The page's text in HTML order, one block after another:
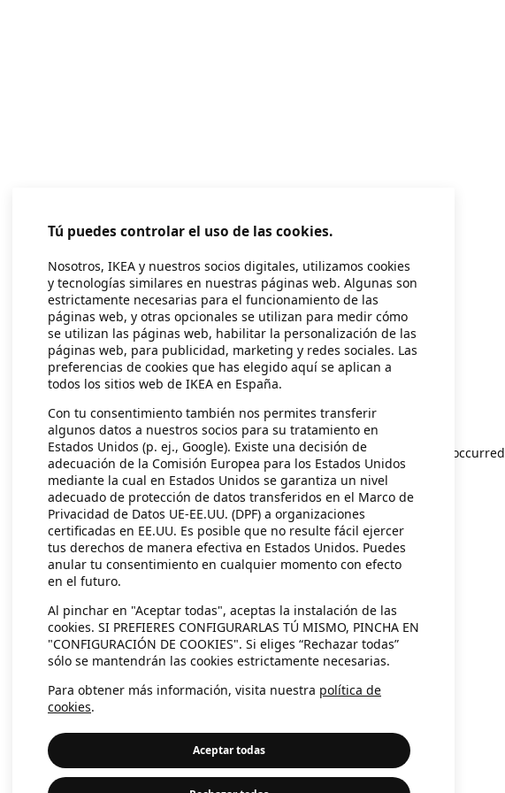
Application error: a client-side exception has occurred
Tú puedes controlar el uso de las cookies.
Nosotros, IKEA y nuestros socios digitales, utilizamos cookies
y tecnologías similares en nuestras páginas web. Algunas son
estrictamente necesarias para el funcionamiento de las
páginas web, y otras opcionales se utilizan para medir cómo
se utilizan las páginas web, habilitar la personalización de las
páginas web, para publicidad, marketing y redes sociales. Las
preferencias de cookies que has elegido aquí se aplican a
todos los sitios web de IKEA en España.
Con tu consentimiento también nos permites transferir
algunos datos a nuestros socios para su tratamiento en
Estados Unidos (p. ej., Google). Existe una decisión de
adecuación de la Comisión Europea para los Estados Unidos
mediante la cual en Estados Unidos se garantiza un nivel
adecuado de protección de datos transferidos en el Marco de
Privacidad de Datos UE-EE.UU. (DPF) a organizaciones
certificadas en EE.UU. Es posible que no resulte fácil ejercer
tus derechos de manera efectiva en Estados Unidos. Puedes
anular tu consentimiento en cualquier momento con efecto
en el futuro.
Al pinchar en "Aceptar todas", aceptas la instalación de las
cookies. SI PREFIERES CONFIGURARLAS TÚ MISMO, PINCHA EN
"CONFIGURACIÓN DE COOKIES". Si eliges “Rechazar todas”
sólo se mantendrán las cookies estrictamente necesarias.
Para obtener más información, visita nuestra política de
cookies.
Aceptar todas